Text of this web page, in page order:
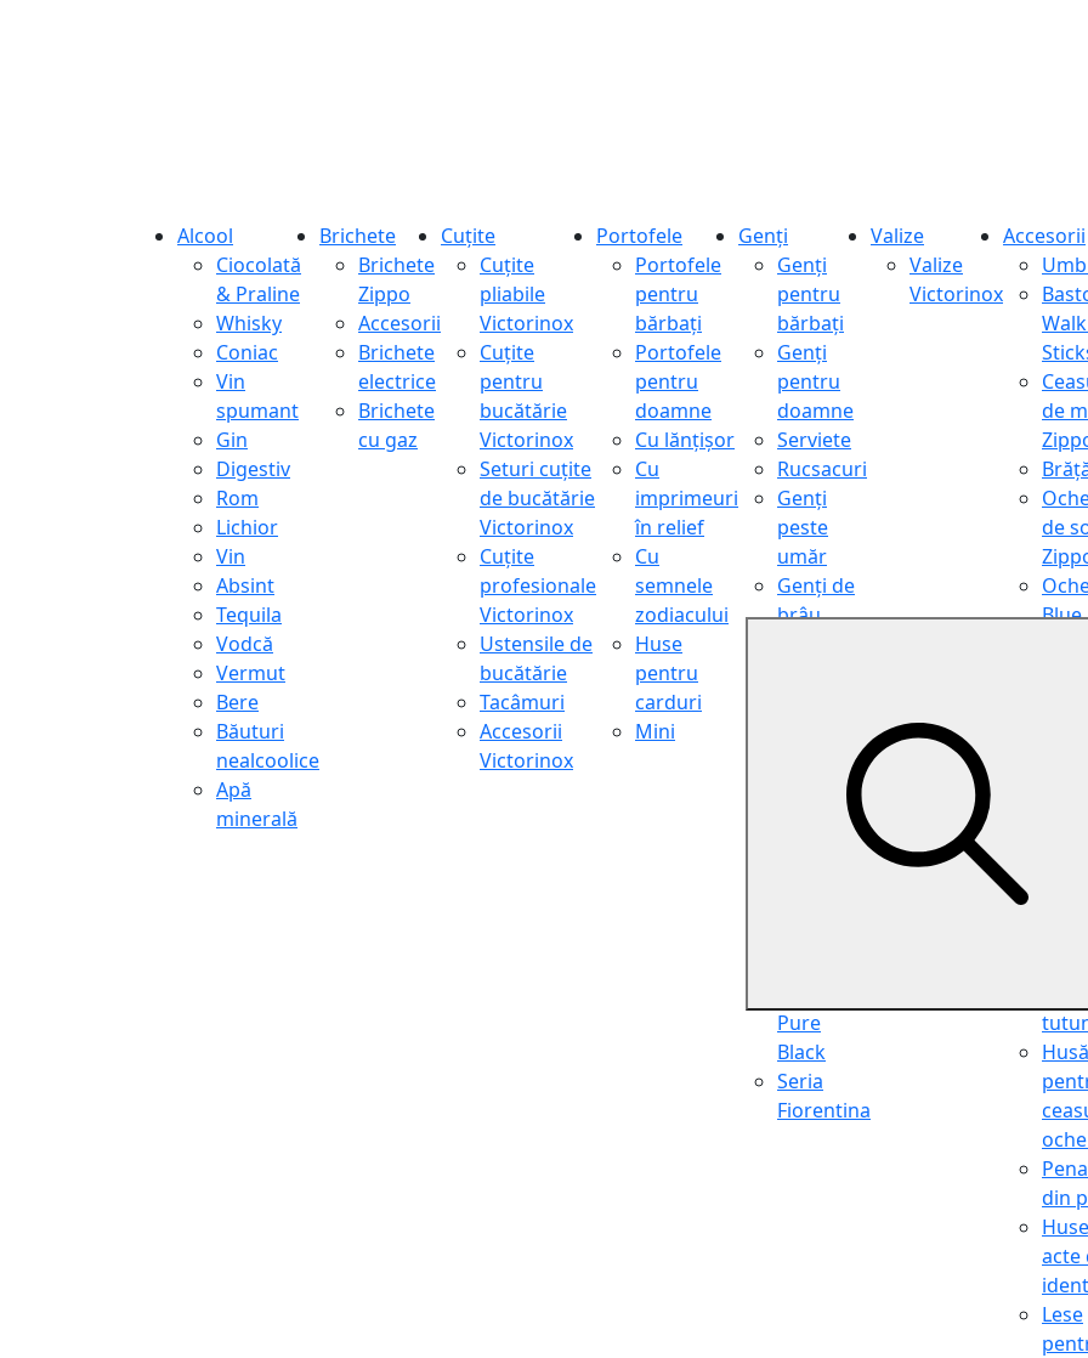
Alcool
Ciocolată
& Praline
Whisky
Coniac
Vin
spumant
Gin
Digestiv
Rom
Lichior
Vin
Absint
Tequila
Vodcă
Vermut
Bere
Băuturi
nealcoolice
Apă
minerală
Brichete
Brichete
Zippo
Accesorii
Brichete
electrice
Brichete
cu gaz
Cuțite
Cuțite
pliabile
Victorinox
Cuțite
pentru
bucătărie
Victorinox
Seturi cuțite
de bucătărie
Victorinox
Cuțite
profesionale
Victorinox
Ustensile de
bucătărie
Tacâmuri
Accesorii
Victorinox
Portofele
Portofele
pentru
bărbați
Portofele
pentru
doamne
Cu lănțișor
Cu
imprimeuri
în relief
Cu
semnele
zodiacului
Huse
pentru
carduri
Mini
Genți
Genți
pentru
bărbați
Genți
pentru
doamne
Serviete
Rucsacuri
Genți
peste
umăr
Genți de
brâu
cosmetice
Pure
Black
Seria
Fiorentina
Valize
Valize
Victorinox
Accesorii
de
de
Blue
Husă
din
Huse
acte
Lese